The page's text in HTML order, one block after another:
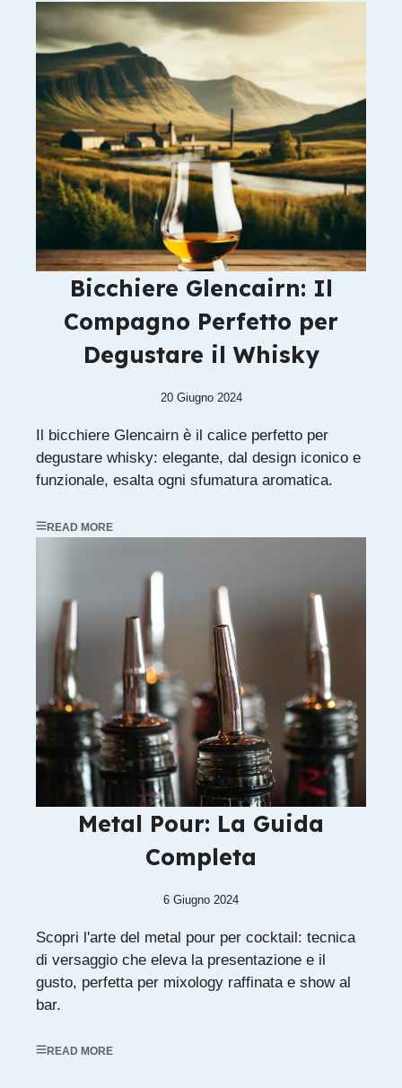
Bicchiere Glencairn: Il
Compagno Perfetto per
Degustare il Whisky
20 Giugno 2024
Il bicchiere Glencairn è il calice perfetto per
degustare whisky: elegante, dal design iconico e
funzionale, esalta ogni sfumatura aromatica.
READ MORE
Metal Pour: La Guida
Completa
6 Giugno 2024
Scopri l'arte del metal pour per cocktail: tecnica
di versaggio che eleva la presentazione e il
gusto, perfetta per mixology raffinata e show al
bar.
READ MORE